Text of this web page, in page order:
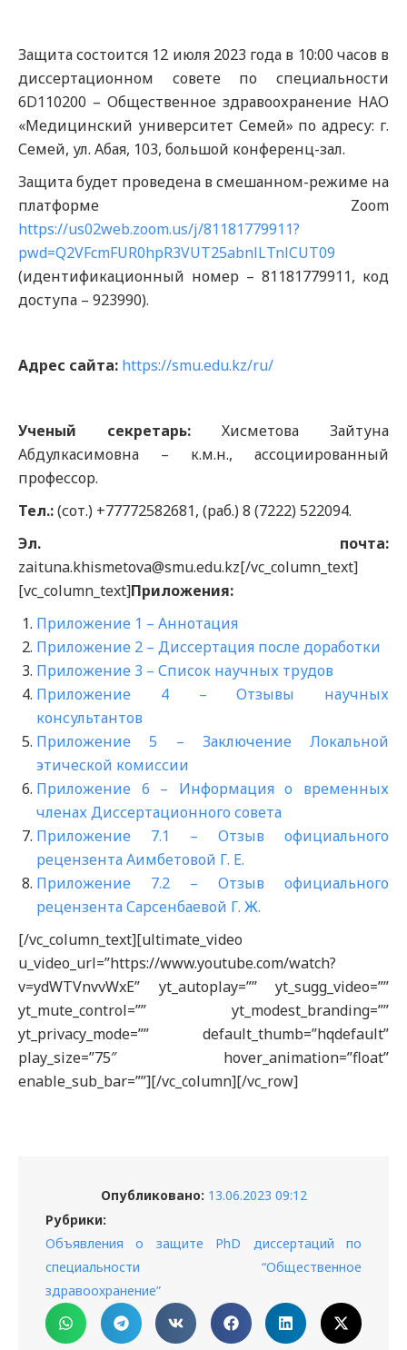
Защита состоится 12 июля 2023 года в 10:00 часов в
диссертационном совете по специальности
6D110200 – Общественное здравоохранение НАО
«Медицинский университет Семей» по адресу: г.
Семей, ул. Абая, 103, большой конференц-зал.
Защита будет проведена в смешанном-режиме на
платформе Zoom
https://us02web.zoom.us/j/81181779911?
pwd=Q2VFcmFUR0hpR3VUT25abnlLTnlCUT09
(идентификационный номер – 81181779911, код
доступа – 923990).
Адрес сайта: https://smu.edu.kz/ru/
Ученый секретарь: Хисметова Зайтуна
Абдулкасимовна – к.м.н., ассоциированный
профессор.
Тел.:(сот.) +77772582681, (раб.) 8 (7222) 522094.
Эл. почта:
zaituna.khismetova@smu.edu.kz[/vc_column_text]
[vc_column_text]Приложения:
Приложение 1 – Аннотация
Приложение 2 – Диссертация после доработки
Приложение 3 – Список научных трудов
Приложение 4 – Отзывы научных
консультантов
Приложение 5 – Заключение Локальной
этической комиссии
Приложение 6 – Информация о временных
членах Диссертационного совета
Приложение 7.1 – Отзыв официального
рецензента Аимбетовой Г. Е.
Приложение 7.2 – Отзыв официального
рецензента Сарсенбаевой Г. Ж.
[/vc_column_text][ultimate_video
u_video_url=”https://www.youtube.com/watch?
v=ydWTVnvvWxE” yt_autoplay=”” yt_sugg_video=””
yt_mute_control=”” yt_modest_branding=””
yt_privacy_mode=”” default_thumb=”hqdefault”
play_size=”75″ hover_animation=”float”
enable_sub_bar=””][/vc_column][/vc_row]
Опубликовано: 13.06.2023 09:12
Рубрики:
Объявления о защите PhD диссертаций по
специальности “Общественное
здравоохранение”